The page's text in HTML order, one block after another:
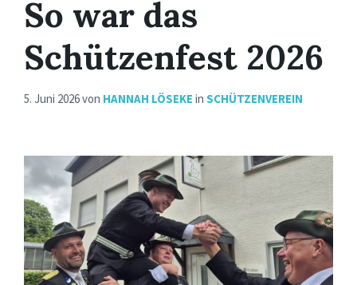
So war das
Schützenfest 2026
5. Juni 2026von HANNAH LÖSEKE in SCHÜTZENVEREIN